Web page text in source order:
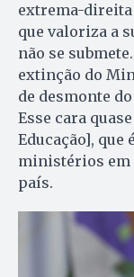
extrema-direita
que valoriza a
não se
extinção do
de desmonte
Esse cara
Educação],
ministérios em
país.